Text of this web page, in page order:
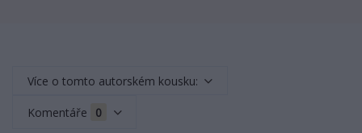
Více o tomto autorském kousku:
Komentáře 0